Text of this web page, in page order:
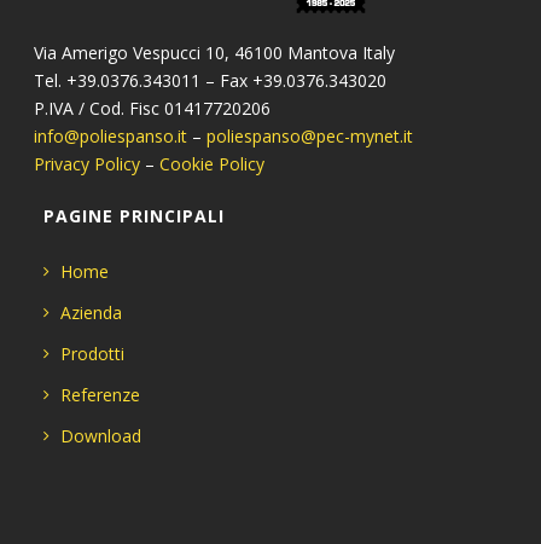
Via Amerigo Vespucci 10, 46100 Mantova Italy
Tel. +39.0376.343011 – Fax +39.0376.343020
P.IVA / Cod. Fisc 01417720206
info@poliespanso.it –poliespanso@pec-mynet.it
Privacy Policy –Cookie Policy
PAGINE PRINCIPALI
Home
Azienda
Prodotti
Referenze
Download